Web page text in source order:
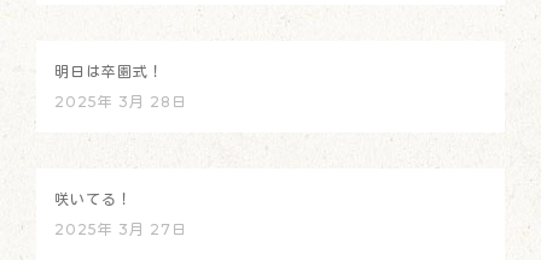
明日は卒園式！
2025年 3月 28日
咲いてる！
2025年 3月 27日